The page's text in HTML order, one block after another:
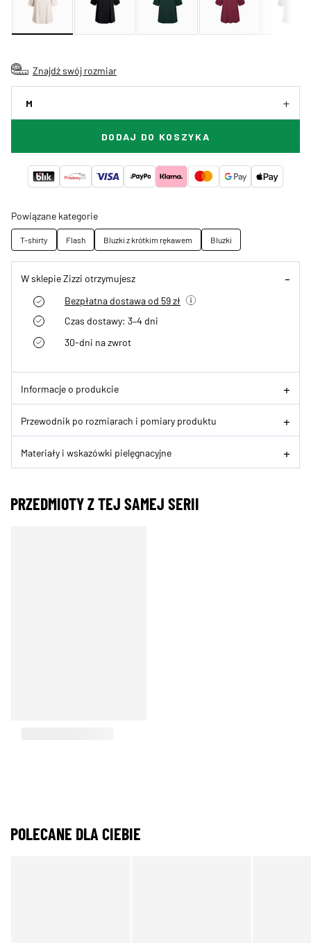
Znajdź swój rozmiar
M
DODAJ DO KOSZYKA
Powiązane kategorie
T-shirty Flash Bluzki z krótkim rękawem Bluzki
W sklepie Zizzi otrzymujesz
Bezpłatna dostawa od 59 zł
Czas dostawy: 3–4 dni
30-dni na zwrot
Informacje o produkcie
Przewodnik po rozmiarach i pomiary produktu
Materiały i wskazówki pielęgnacyjne
PRZEDMIOTY Z TEJ SAMEJ SERII
POLECANE DLA CIEBIE